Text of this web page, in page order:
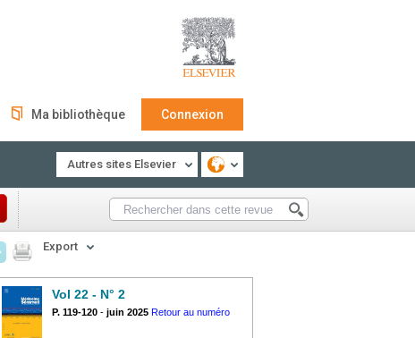
Ma bibliothèque Connexion
Autres sites Elsevier
Export
Vol 22 - N° 2
P. 119-120 - juin 2025 Retour au numéro